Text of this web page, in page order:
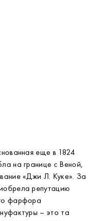
еще в 1824
на границе с Веной,
«Джи Л. Куке». За
репутацию
фарфора
– это та